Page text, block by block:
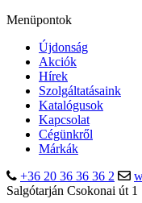
Menüpontok
Újdonság
Akciók
Hírek
Szolgáltatásaink
Katalógusok
Kapcsolat
Cégünkről
Márkák
+36 20 36 36 36 2
Salgótarján Csokonai út 1